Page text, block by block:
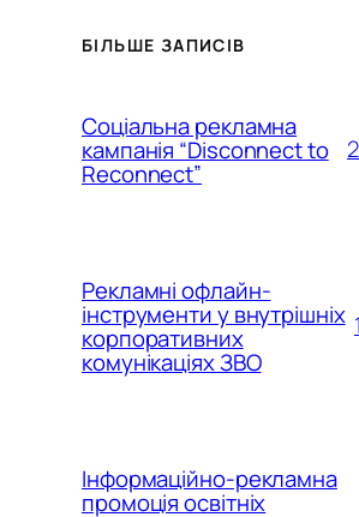
БІЛЬШЕ ЗАПИСІВ
Соціальна рекламна
кампанія “Disconnect to
Reconnect”
Рекламні офлайн-
інструменти у внутрішніх
корпоративних
комунікаціях ЗВО
Інформаційно-рекламна
промоція освітніх